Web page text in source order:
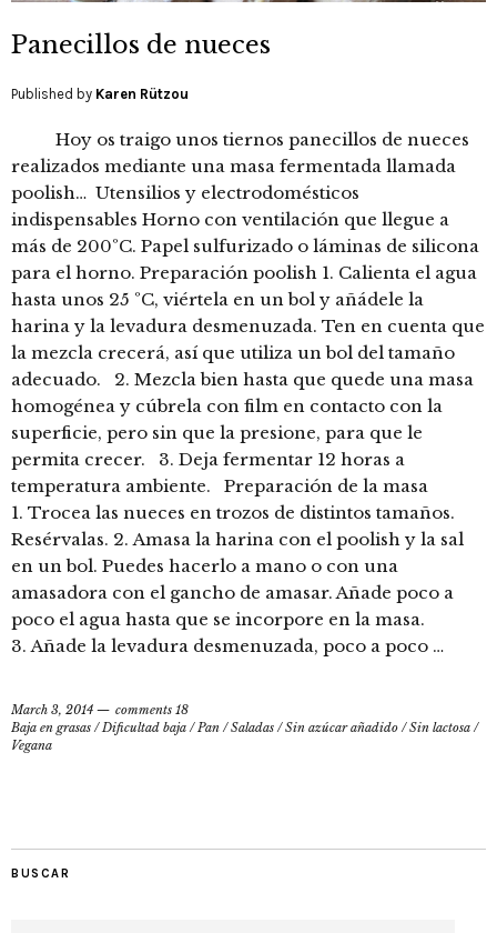
Panecillos de nueces
Published by Karen Rützou
Hoy os traigo unos tiernos panecillos de nueces
realizados mediante una masa fermentada llamada
poolish… Utensilios y electrodomésticos
indispensables Horno con ventilación que llegue a
más de 200ºC. Papel sulfurizado o láminas de silicona
para el horno. Preparación poolish 1. Calienta el agua
hasta unos 25 ºC, viértela en un bol y añádele la
harina y la levadura desmenuzada. Ten en cuenta que
la mezcla crecerá, así que utiliza un bol del tamaño
adecuado. 2. Mezcla bien hasta que quede una masa
homogénea y cúbrela con film en contacto con la
superficie, pero sin que la presione, para que le
permita crecer. 3. Deja fermentar 12 horas a
temperatura ambiente. Preparación de la masa
1. Trocea las nueces en trozos de distintos tamaños.
Resérvalas. 2. Amasa la harina con el poolish y la sal
en un bol. Puedes hacerlo a mano o con una
amasadora con el gancho de amasar. Añade poco a
poco el agua hasta que se incorpore en la masa.
3. Añade la levadura desmenuzada, poco a poco …
March 3, 2014
comments 18
Baja en grasas /Dificultad baja /Pan /Saladas /Sin azúcar añadido /Sin lactosa /
Vegana
BUSCAR